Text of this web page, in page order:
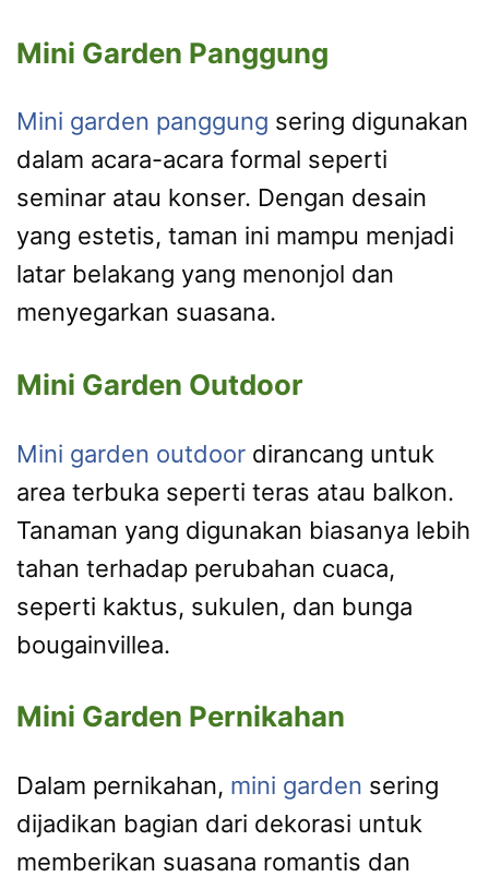
Mini Garden Panggung
Mini garden panggung sering digunakan
dalam acara-acara formal seperti
seminar atau konser. Dengan desain
yang estetis, taman ini mampu menjadi
latar belakang yang menonjol dan
menyegarkan suasana.
Mini Garden Outdoor
Mini garden outdoor dirancang untuk
area terbuka seperti teras atau balkon.
Tanaman yang digunakan biasanya lebih
tahan terhadap perubahan cuaca,
seperti kaktus, sukulen, dan bunga
bougainvillea.
Mini Garden Pernikahan
Dalam pernikahan, mini garden sering
dijadikan bagian dari dekorasi untuk
memberikan suasana romantis dan